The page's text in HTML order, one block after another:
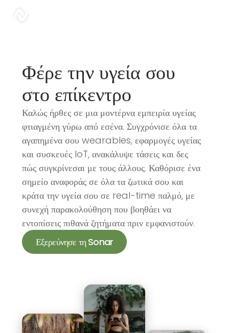
Φέρε την υγεία σου
στο επίκεντρο
Καλώς ήρθες σε μια μοντέρνα εμπειρία υγείας
φτιαγμένη γύρω από εσένα. Συγχρόνισε όλα τα
αγαπημένα σου wearables, εφαρμογές υγείας
και συσκευές IoT, ανακάλυψε τάσεις και δες
πώς συγκρίνεσαι με τους άλλους. Καθόρισε ένα
σημείο αναφοράς σε όλα τα ζωτικά σου και
κράτα την υγεία σου σε real-time παλμό, με
συνεχή παρακολούθηση που βοηθάει να
εντοπίσεις πιθανά ζητήματα πριν εμφανιστούν.
Εξερεύνησε τη Sonar